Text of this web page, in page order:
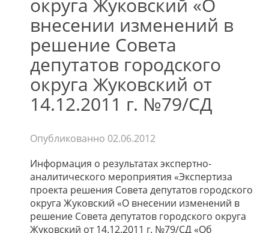
округа Жуковский «О
внесении изменений в
решение Совета
депутатов городского
округа Жуковский от
14.12.2011 г. №79/СД
Опубликованно 02.06.2012
Информация о результатах экспертно-
аналитического мероприятия «Экспертиза
проекта решения Совета депутатов городского
округа Жуковский «О внесении изменений в
решение Совета депутатов городского округа
Жуковский от 14.12.2011 г. №79/СД «Об